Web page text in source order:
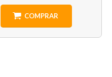
COMPRAR